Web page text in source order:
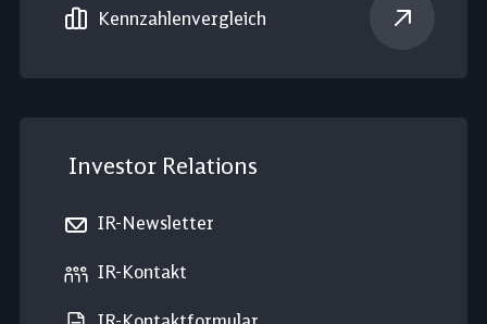
Kennzahlen­vergleich
Investor Relations
IR-Newsletter
IR-Kontakt